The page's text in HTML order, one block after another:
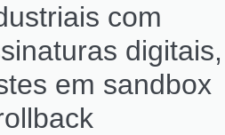
com
digitais,
em sandbox